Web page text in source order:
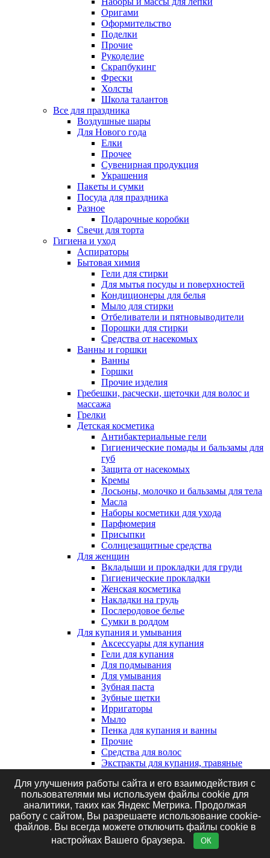
Оригами
Оформительство
Поделки
Прочие
Рукоделие
Скрапбукинг
Фрески
Холсты
Школа талантов
Все для праздника
Воздушные шары
Для Нового года
Елки
Прочее
Сувенирная продукция
Украшения
Пакеты и сумки
Посуда для праздника
Разное
Подарочные коробки
Свечи для торта
Гигиена и уход
Аспираторы
Бытовая химия
Гели для стирки
Для мытья посуды и поверхностей
Кондиционеры для белья
Мыло для стирки
Отбеливатели и пятновыводители
Порошки для стирки
Средства от насекомых
Ванны и горшки
Ванны
Горшки
Прочие изделия
Гребешки, расчески, щеточки для волос и
массажа
Грелки
Детская косметика
Антибактериальные гели
Гигиенические помады и бальзамы для
губ
Защита от насекомых
Кремы
Лосьоны, молочко и бальзамы для тела
Масла
Наборы косметики для ухода
Парфюмерия
Присыпки
Солнцезащитные средства
Для женщин
Вкладыши и прокладки для груди
Гигиенические прокладки
Женская косметика
Накладки на грудь
Послеродовое белье
Сумки в роддом
Для купания и умывания
Аксессуары для купания
Гели для купания
Для подмывания
Для умывания
Зубная паста
Зубные щетки
Ирригаторы
Мыло
Пенка для купания и ванны
Прочие
Средства для волос
Экстракты для купания, травяные
Клеенки, наматрасники и впитывающие
пеленки
Впитывающие пеленки
Клеенки
Наматрасники
Маникюрные принадлежности
Для улучшения работы сайта и его взаимодействия с
пользователями мы используем файлы cookie для
аналитики, таких как Яндекс Метрика. Продолжая
работу с сайтом, Вы разрешаете использование cookie-
файлов. Вы всегда можете отключить файлы cookie в
настройках Вашего браузера.
ОК